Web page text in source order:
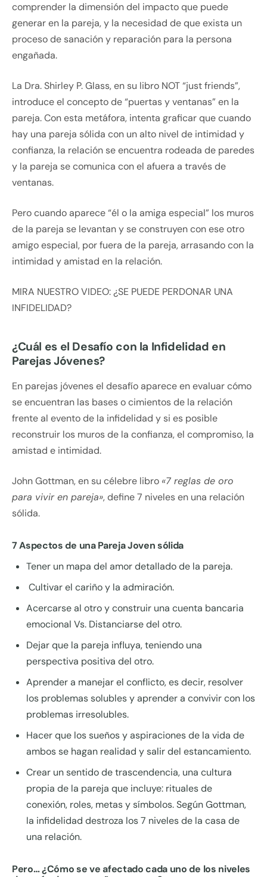
comprender la dimensión del impacto que puede
generar en la pareja, y la necesidad de que exista un
proceso de sanación y reparación para la persona
engañada.
La Dra. Shirley P. Glass, en su libro NOT “just friends”,
introduce el concepto de “puertas y ventanas” en la
pareja. Con esta metáfora, intenta graficar que cuando
hay una pareja sólida con un alto nivel de intimidad y
confianza, la relación se encuentra rodeada de paredes
y la pareja se comunica con el afuera a través de
ventanas.
Pero cuando aparece “él o la amiga especial” los muros
de la pareja se levantan y se construyen con ese otro
amigo especial, por fuera de la pareja, arrasando con la
intimidad y amistad en la relación.
MIRA NUESTRO VIDEO: ¿SE PUEDE PERDONAR UNA
INFIDELIDAD?
¿Cuál es el Desafío con la Infidelidad en
Parejas Jóvenes?
En parejas jóvenes el desafío aparece en evaluar cómo
se encuentran las bases o cimientos de la relación
frente al evento de la infidelidad y si es posible
reconstruir los muros de la confianza, el compromiso, la
amistad e intimidad.
John Gottman, en su célebre libro «7 reglas de oro
para vivir en pareja», define 7 niveles en una relación
sólida.
7 Aspectos de una Pareja Joven sólida
Tener un mapa del amor detallado de la pareja.
Cultivar el cariño y la admiración.
Acercarse al otro y construir una cuenta bancaria
emocional Vs. Distanciarse del otro.
Dejar que la pareja influya, teniendo una
perspectiva positiva del otro.
Aprender a manejar el conflicto, es decir, resolver
los problemas solubles y aprender a convivir con los
problemas irresolubles.
Hacer que los sueños y aspiraciones de la vida de
ambos se hagan realidad y salir del estancamiento.
Crear un sentido de trascendencia, una cultura
propia de la pareja que incluye: rituales de
conexión, roles, metas y símbolos. Según Gottman,
la infidelidad destroza los 7 niveles de la casa de
una relación.
Pero… ¿Cómo se ve afectado cada uno de los niveles